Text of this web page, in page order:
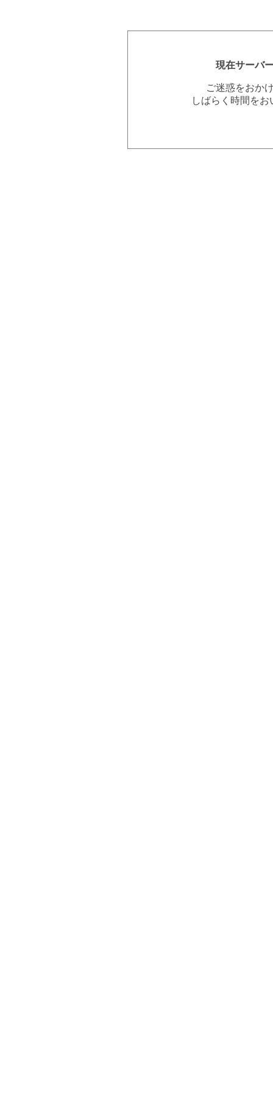
現在サーバ
ご迷惑をおか
しばらく時間を